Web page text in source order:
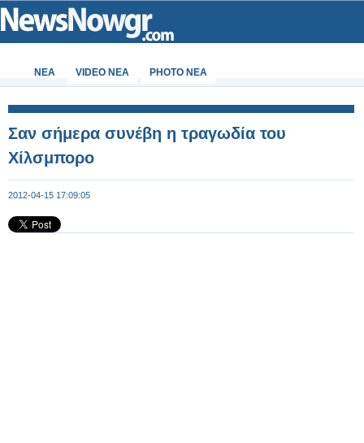
ΝΕΑ VIDEO NEA PHOTO NEA
Σαν σήμερα συνέβη η τραγωδία του
Χίλσμπορο
2012-04-15 17:09:05